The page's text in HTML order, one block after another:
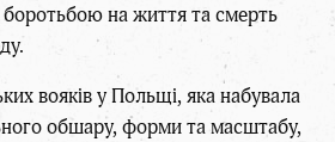
боротьбою на життя та смерть
вояків у Польщі, яка набувала
обшару, форми та масштабу,